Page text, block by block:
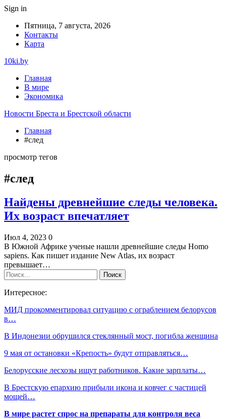
Sign in
Пятница, 7 августа, 2026
Контакты
Карта
10ki.by
Главная
В мире
Экономика
Новости Бреста и Брестской области
Главная
#след
просмотр тегов
#след
Найдены древнейшие следы человека.
Их возраст впечатляет
Июл 4, 2023 0
В Южной Африке ученые нашли древнейшие следы Homo
sapiens. Как пишет издание New Atlas, их возраст
превышает…
Интересное:
МИД прокомментировал ситуацию с ограблением белорусов
в…
В Индонезии обрушился стеклянный мост, погибла женщина
9 мая от остановки «Крепость» будут отправляться…
Белорусские лесхозы ищут работников. Какие зарплаты…
В Брестскую епархию прибыли икона и ковчег с частицей
мощей…
В мире растет спрос на препараты для контроля веса